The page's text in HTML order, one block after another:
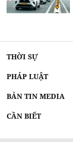
THỜI SỰ
PHÁP LUẬT
BẢN TIN MEDIA
CẦN BIẾT